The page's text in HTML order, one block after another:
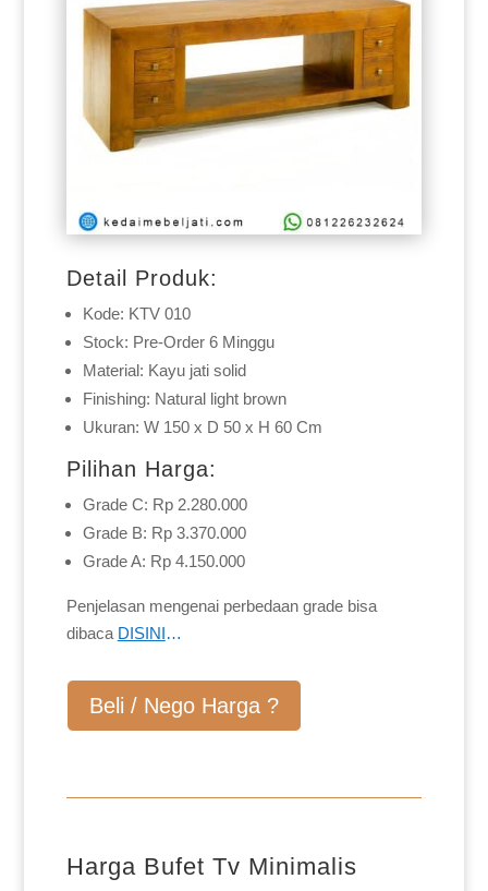
Detail Produk:
Kode: KTV 010
Stock: Pre-Order 6 Minggu
Material: Kayu jati solid
Finishing: Natural light brown
Ukuran: W 150 x D 50 x H 60 Cm
Pilihan Harga:
Grade C: Rp 2.280.000
Grade B: Rp 3.370.000
Grade A: Rp 4.150.000
Penjelasan mengenai perbedaan grade bisa
dibaca DISINI…
Beli / Nego Harga ?
Harga Bufet Tv Minimalis